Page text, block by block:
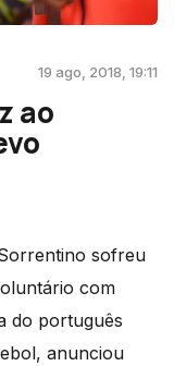
19 ago, 2018, 19:11
ao
sofreu
com
do português
anunciou